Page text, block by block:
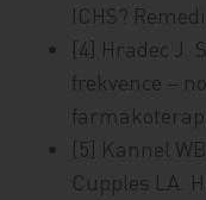
ICHS?
[4] Hradec J.
frekvence –
[5] Kannel
Cupples LA.